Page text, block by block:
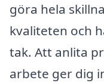
göra hela
kvaliteten och
tak. Att anlita
arbete ger dig